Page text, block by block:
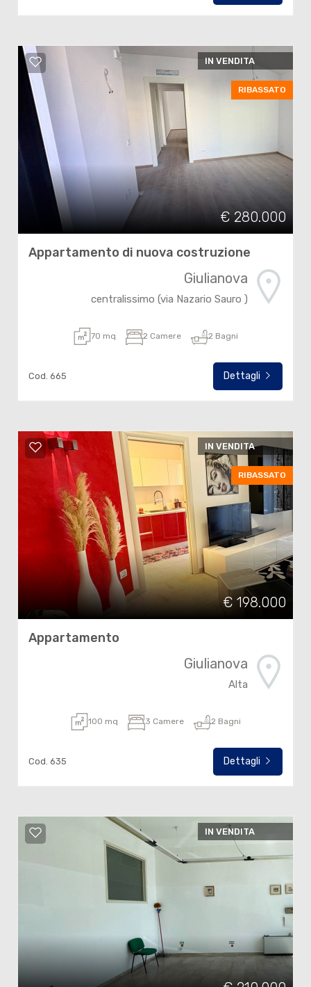
IN VENDITA
RIBASSATO
€ 280.000
Appartamento di nuova costruzione
Giulianova
centralissimo (via Nazario Sauro )
70 mq 2 Camere 2 Bagni
Cod. 665 Dettagli
IN VENDITA
RIBASSATO
€ 198.000
Appartamento
Giulianova
Alta
100 mq 3 Camere 2 Bagni
Cod. 635 Dettagli
IN VENDITA